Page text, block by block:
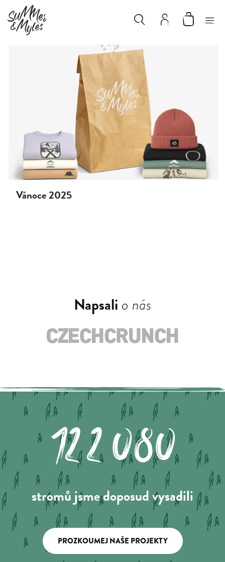
Dárkový průvodce
Vánoce 2025
Napsali o nás
122.080
stromů jsme doposud vysadili
PROZKOUMEJ NAŠE PROJEKTY